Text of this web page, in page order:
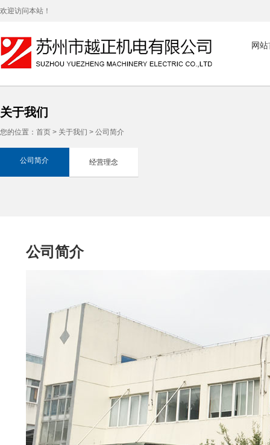
欢迎访问本站！
网
关于我们
您的位置： 首页 > 关于我们 > 公司简介
公司简介 经营理念
公司简介